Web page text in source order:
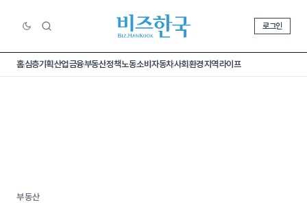
로그인
홈심층기획산업금융부동산정책노동소비 자동차사회환경지역라이프
부동산